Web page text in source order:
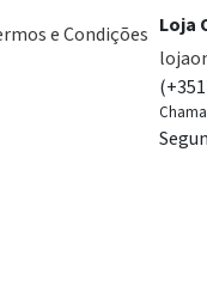
e Condições Loja